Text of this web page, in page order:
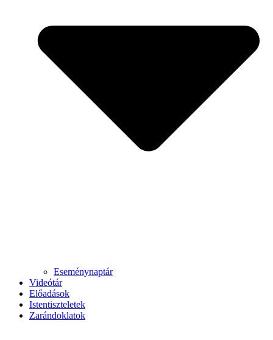
Eseménynaptár
Videótár
Előadások
Istentiszteletek
Zarándoklatok